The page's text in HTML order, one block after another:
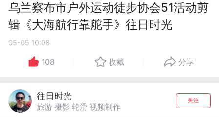
乌兰察布市户外运动徒步协会51活动剪
辑《大海航行靠舵手》往日时光
05-05 10:08
108 收藏 分享
往日时光
旅游 摄影 轮滑 视频制作
关注